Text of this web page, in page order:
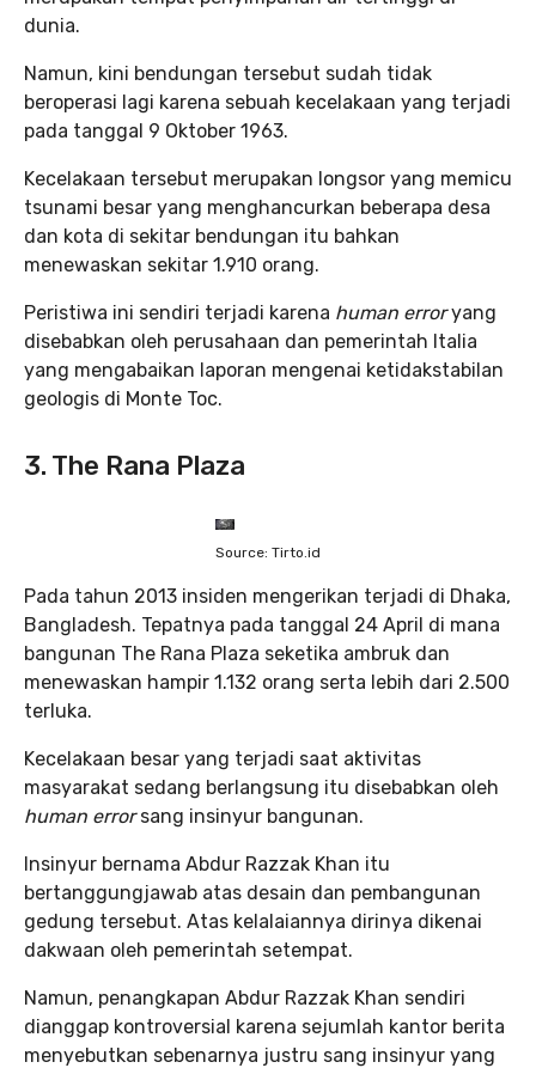
dunia.
Namun, kini bendungan tersebut sudah tidak
beroperasi lagi karena sebuah kecelakaan yang terjadi
pada tanggal 9 Oktober 1963.
Kecelakaan tersebut merupakan longsor yang memicu
tsunami besar yang menghancurkan beberapa desa
dan kota di sekitar bendungan itu bahkan
menewaskan sekitar 1.910 orang.
Peristiwa ini sendiri terjadi karena human erroryang
disebabkan oleh perusahaan dan pemerintah Italia
yang mengabaikan laporan mengenai ketidakstabilan
geologis di Monte Toc.
3. The Rana Plaza
Source: Tirto.id
Pada tahun 2013 insiden mengerikan terjadi di Dhaka,
Bangladesh. Tepatnya pada tanggal 24 April di mana
bangunan The Rana Plaza seketika ambruk dan
menewaskan hampir 1.132 orang serta lebih dari 2.500
terluka.
Kecelakaan besar yang terjadi saat aktivitas
masyarakat sedang berlangsung itu disebabkan oleh
human errorsang insinyur bangunan.
Insinyur bernama Abdur Razzak Khan itu
bertanggungjawab atas desain dan pembangunan
gedung tersebut. Atas kelalaiannya dirinya dikenai
dakwaan oleh pemerintah setempat.
Namun, penangkapan Abdur Razzak Khan sendiri
dianggap kontroversial karena sejumlah kantor berita
menyebutkan sebenarnya justru sang insinyur yang